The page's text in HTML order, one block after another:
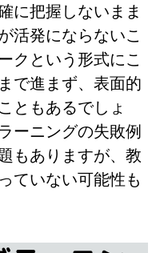
に把握しないまま
活発にならないこ
クという形式にこ
で進まず、表面的
ともあるでしょ
ーニングの失敗例
もありますが、教
ていない可能性も